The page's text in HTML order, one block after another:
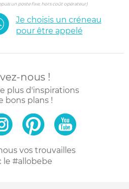
un poste fixe, hors coût opérateur)
Je choisis un créneau
pour être appelé
nous !
plus d'inspirations
bons plans !
vos trouvailles
le #allobebe